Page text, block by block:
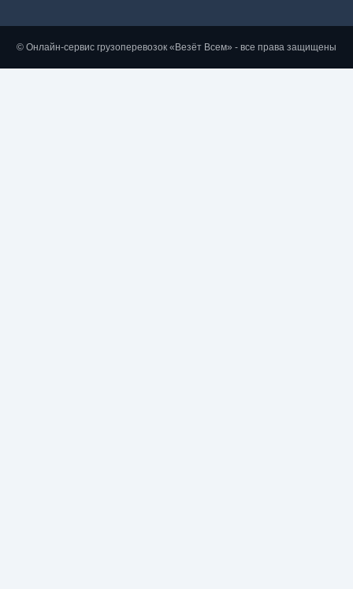
© Онлайн-сервис грузоперевозок «Везёт Всем» - все права защищены